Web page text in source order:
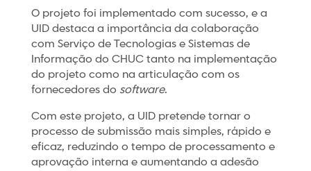
O projeto foi implementado com sucesso, e a
UID destaca a importância da colaboração
com Serviço de Tecnologias e Sistemas de
Informação do CHUC tanto na implementação
do projeto como na articulação com os
fornecedores do software.
Com este projeto, a UID pretende tornar o
processo de submissão mais simples, rápido e
eficaz, reduzindo o tempo de processamento e
aprovação interna e aumentando a adesão